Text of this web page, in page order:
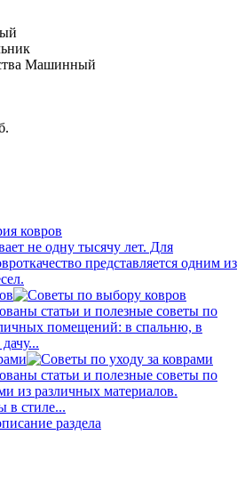
Машинный
не одну тысячу лет. Для
представляется одним из
статьи и полезные советы по
помещений: в спальню, в
статьи и полезные советы по
из различных материалов.
раздела